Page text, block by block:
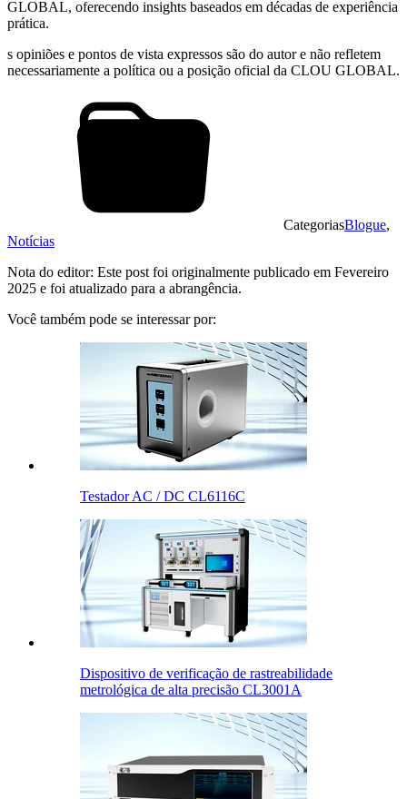
GLOBAL, oferecendo insights baseados em décadas de experiência
prática.
s opiniões e pontos de vista expressos são do autor e não refletem
necessariamente a política ou a posição oficial da CLOU GLOBAL.
CategoriasBlogue,
Notícias
Nota do editor: Este post foi originalmente publicado em Fevereiro
2025 e foi atualizado para a abrangência.
Você também pode se interessar por:
Testador AC / DC CL6116C
Dispositivo de verificação de rastreabilidade
metrológica de alta precisão CL3001A